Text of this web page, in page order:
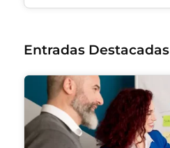
Entradas Destacadas